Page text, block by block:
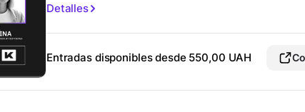
Detalles
Entradas disponibles desde 550,00 UAH